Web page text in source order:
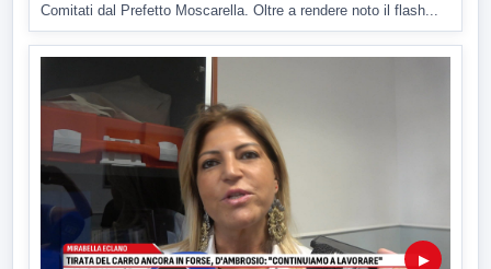
Comitati dal Prefetto Moscarella. Oltre a rendere noto il flash...
▶